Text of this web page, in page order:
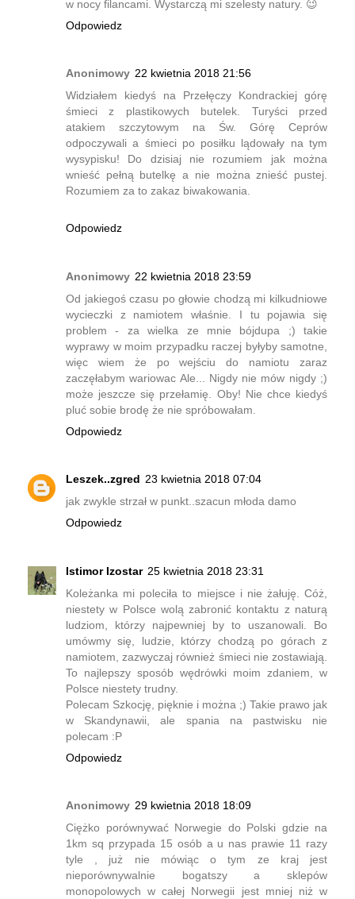
w nocy filancami. Wystarczą mi szelesty natury. 😉
Odpowiedz
Anonimowy 22 kwietnia 2018 21:56
Widziałem kiedyś na Przełęczy Kondrackiej górę
śmieci z plastikowych butelek. Turyści przed
atakiem szczytowym na Św. Górę Ceprów
odpoczywali a śmieci po posiłku lądowały na tym
wysypisku! Do dzisiaj nie rozumiem jak można
wnieść pełną butelkę a nie można znieść pustej.
Rozumiem za to zakaz biwakowania.
Odpowiedz
Anonimowy 22 kwietnia 2018 23:59
Od jakiegoś czasu po głowie chodzą mi kilkudniowe
wycieczki z namiotem właśnie. I tu pojawia się
problem - za wielka ze mnie bójdupa ;) takie
wyprawy w moim przypadku raczej byłyby samotne,
więc wiem że po wejściu do namiotu zaraz
zaczęłabym wariowac Ale... Nigdy nie mów nigdy ;)
może jeszcze się przełamię. Oby! Nie chce kiedyś
pluć sobie brodę że nie spróbowałam.
Odpowiedz
Leszek..zgred 23 kwietnia 2018 07:04
jak zwykle strzał w punkt..szacun młoda damo
Odpowiedz
Istimor Izostar 25 kwietnia 2018 23:31
Koleżanka mi poleciła to miejsce i nie żałuję. Cóż,
niestety w Polsce wolą zabronić kontaktu z naturą
ludziom, którzy najpewniej by to uszanowali. Bo
umówmy się, ludzie, którzy chodzą po górach z
namiotem, zazwyczaj również śmieci nie zostawiają.
To najlepszy sposób wędrówki moim zdaniem, w
Polsce niestety trudny.
Polecam Szkocję, pięknie i można ;) Takie prawo jak
w Skandynawii, ale spania na pastwisku nie
polecam :P
Odpowiedz
Anonimowy 29 kwietnia 2018 18:09
Ciężko porównywać Norwegie do Polski gdzie na
1km sq przypada 15 osób a u nas prawie 11 razy
tyle , już nie mówiąc o tym ze kraj jest
nieporównywalnie bogatszy a sklepów
monopolowych w całej Norwegii jest mniej niż w